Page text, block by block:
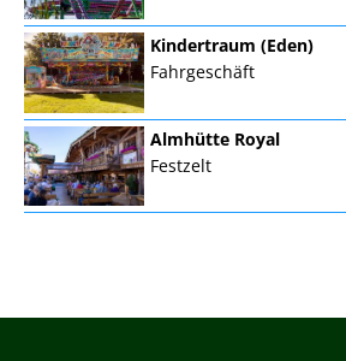
Kindertraum (Eden)
Fahrgeschäft
Almhütte Royal
Festzelt